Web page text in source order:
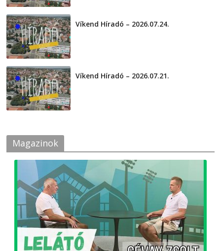
Víkend Híradó – 2026.07.24.
Víkend Híradó – 2026.07.21.
Magazinok